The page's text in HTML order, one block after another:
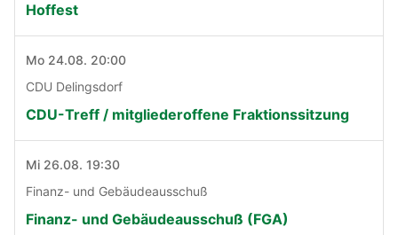
Hoffest
Mo 24.08. 20:00
CDU Delingsdorf
CDU-Treff / mitgliederoffene Fraktionssitzung
Mi 26.08. 19:30
Finanz- und Gebäudeausschuß
Finanz- und Gebäudeausschuß (FGA)